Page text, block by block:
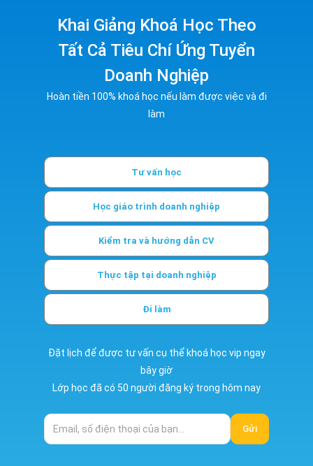
Khai Giảng Khoá Học Theo
Tất Cả Tiêu Chí Ứng Tuyển
Doanh Nghiệp
Hoàn tiền 100% khoá học nếu làm được việc và đi
làm
Tư vấn học
Học giáo trình doanh nghiệp
Kiểm tra và hướng dẫn CV
Thực tập tại doanh nghiệp
Đi làm
Đặt lịch để được tư vấn cụ thể khoá học vip ngay
bây giờ
Lớp học đã có 50 người đăng ký trong hôm nay
Gửi